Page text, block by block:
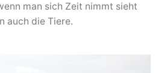
man sich Zeit nimmt sieht
auch die Tiere.